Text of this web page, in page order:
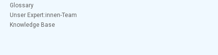
Glossary
Unser Expert:innen-Team
Knowledge Base